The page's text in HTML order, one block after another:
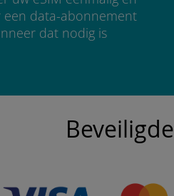
een data-abonnement
dat nodig is